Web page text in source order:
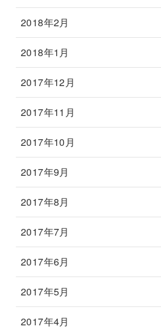
2018年2月
2018年1月
2017年12月
2017年11月
2017年10月
2017年9月
2017年8月
2017年7月
2017年6月
2017年5月
2017年4月